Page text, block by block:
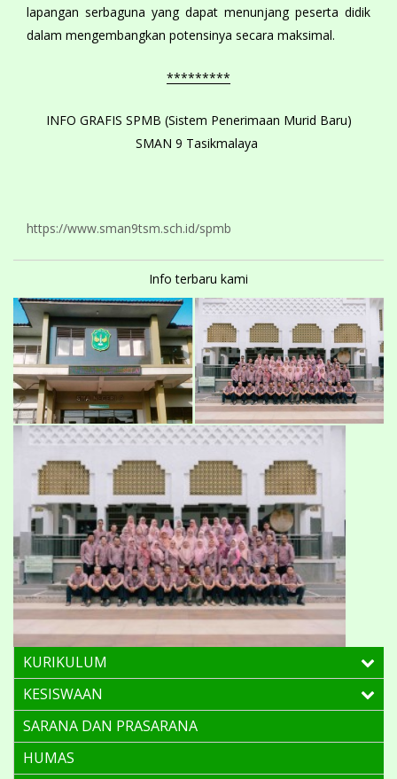
lapangan serbaguna yang dapat menunjang peserta didik
dalam mengembangkan potensinya secara maksimal.
*********
INFO GRAFIS SPMB (Sistem Penerimaan Murid Baru)
SMAN 9 Tasikmalaya
https://www.sman9tsm.sch.id/spmb
Info terbaru kami
KURIKULUM
KESISWAAN
SARANA DAN PRASARANA
HUMAS